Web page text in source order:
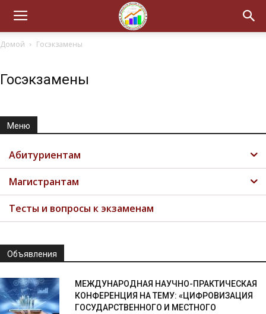
Домой Госэкзамены
Госэкзамены
Меню
Абитуриентам
Магистрантам
Тесты и вопросы к экзаменам
Объявления
МЕЖДУНАРОДНАЯ НАУЧНО-ПРАКТИЧЕСКАЯ
КОНФЕРЕНЦИЯ НА ТЕМУ: «ЦИФРОВИЗАЦИЯ
ГОСУДАРСТВЕННОГО И МЕСТНОГО